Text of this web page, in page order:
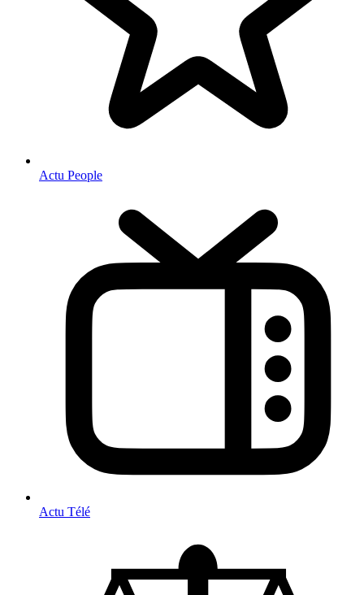
Actu People
Actu Télé